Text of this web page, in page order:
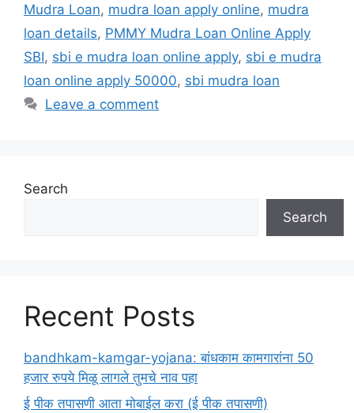
Mudra Loan, mudra loan apply online, mudra
loan details, PMMY Mudra Loan Online Apply
SBI, sbi e mudra loan online apply, sbi e mudra
loan online apply 50000, sbi mudra loan
Leave a comment
Search
Search
Recent Posts
bandhkam-kamgar-yojana: बांधकाम कामगारांना 50
हजार रुपये मिळू लागले तुमचे नाव पहा
ई पीक तपासणी आता मोबाईल करा (ई पीक तपासणी)